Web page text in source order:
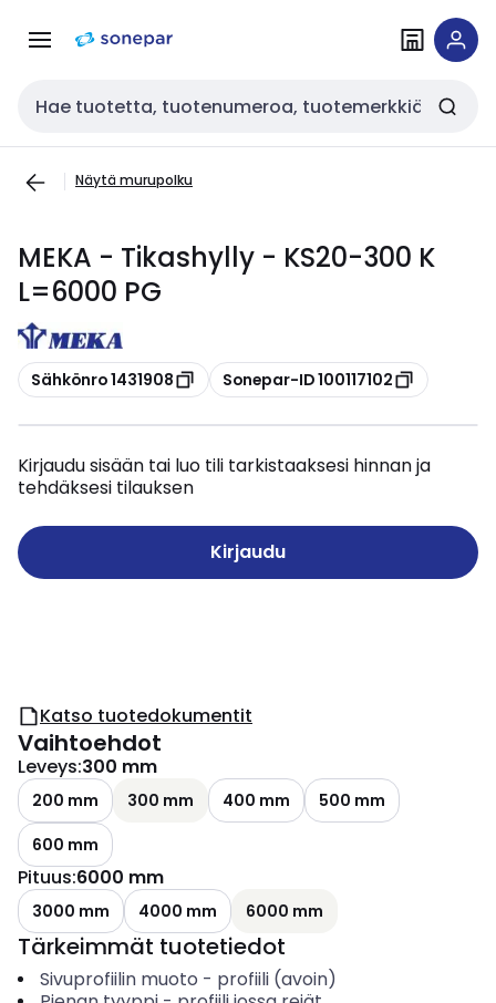
navigointiinsisältöön
Haku
Näytä murupolku
MEKA - Tikashylly - KS20-300 K
L=6000 PG
Kopioi
Sähkönro 1431908 Kopioi
Sonepar-ID 100117102
Kirjaudu sisään tai luo tili tarkistaaksesi hinnan ja
tehdäksesi tilauksen
Kirjaudu
Katso tuotedokumentit
Vaihtoehdot
Leveys:300 mm
200 mm 300 mm 400 mm
500 mm
600 mm
Pituus:6000 mm
3000 mm 4000 mm 6000 mm
Tärkeimmät tuotetiedot
Sivuprofiilin muoto - profiili (avoin)